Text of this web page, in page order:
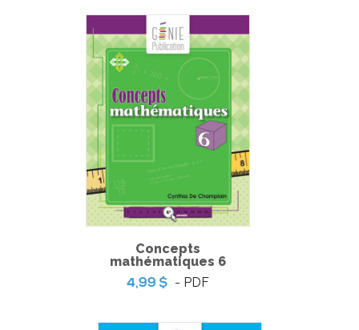
Le pointage nécessaire
Concepts
mathématiques 6
4,99 $ - PDF